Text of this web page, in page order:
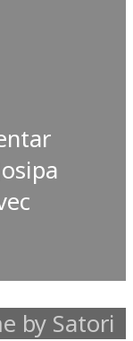
by Satori